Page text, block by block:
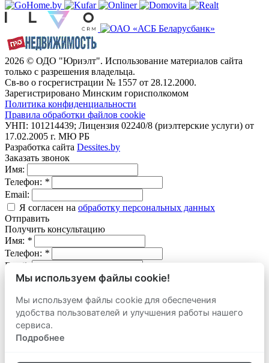
2026 © ОДО "Юриэлт". Использование материалов сайта
только с разрешения владельца.
Св-во о госрегистрации № 1557 от 28.12.2000.
Зарегистрировано Минским горисполкомом
Политика конфиденциальности
Правила обработки файлов cookie
УНП: 101214439; Лицензия 02240/8 (риэлтерские услуги) от
17.02.2005 г. МЮ РБ
Разработка сайта Dessites.by
Заказать звонок
Имя:
Телефон: *
Email:
Я согласен на обработку персональных данных
Отправить
Получить консультацию
Имя: *
Телефон: *
Email:
Я согласен наобработку персональных данных
Отправить
Оставить заявку
продать
Вид объекта:
Мы используем файлы cookie!
Мы используем файлы cookie для обеспечения
удобства пользователей и улучшения работы нашего
сервиса.
Подробнее